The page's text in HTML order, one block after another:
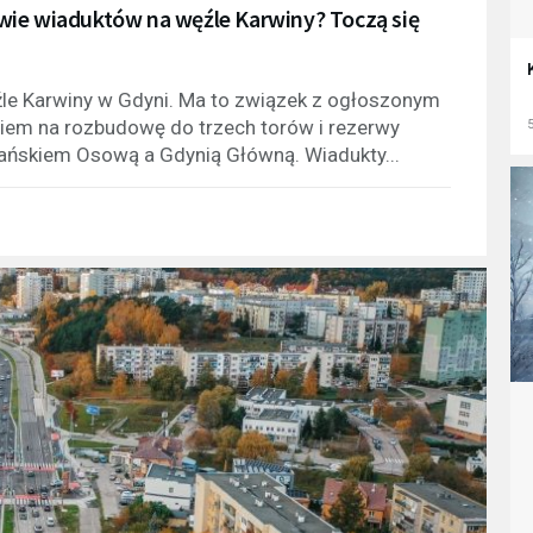
wiaduktów na węźle Karwiny? Toczą się
Karwiny w Gdyni. Ma to związek z ogłoszonym
na rozbudowę do trzech torów i rezerwy
Osową a Gdynią Główną. Wiadukty...